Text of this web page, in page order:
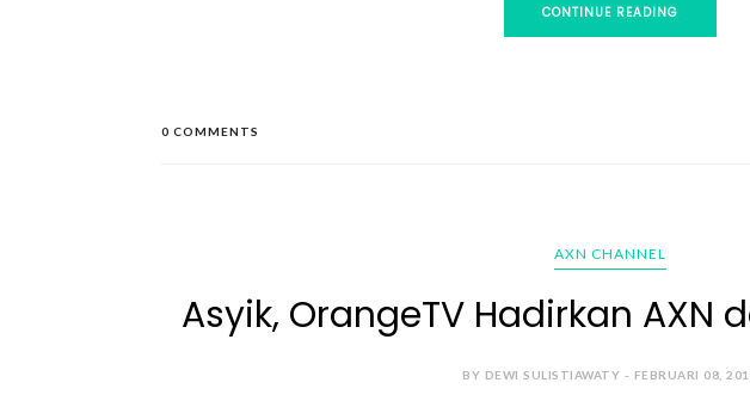
CONTINUE READING
0 COMMENTS
AXN CHANNEL
Asyik, OrangeTV Hadirkan AXN
BY DEWI SULISTIAWATY - FEBRUARI 08,